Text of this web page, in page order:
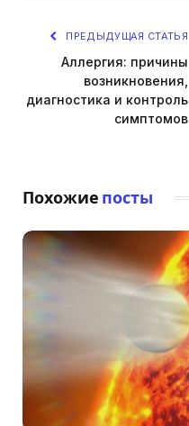
ПРЕДЫДУЩАЯ СТАТЬЯ
Аллергия: причины
возникновения,
диагностика и контроль
симптомов
Похожие посты